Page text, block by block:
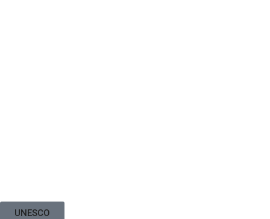
UNESCO